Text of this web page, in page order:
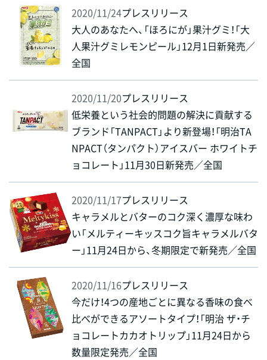
2020/11/24プレスリリース
大人のあなたへ、「ほろにが」果汁グミ！「大
人果汁グミレモンピール」12月1日新発売／
全国
2020/11/20プレスリリース
低栄養という社会的問題の解決に貢献する
ブランド「TANPACT」より新登場！「明治TA
NPACT（タンパクト）アイスバー ホワイトチ
ョコレート」11月30日新発売／全国
2020/11/17プレスリリース
キャラメルとバターのコク深く濃厚な味わ
い「メルティーキッスコク旨キャラメルバタ
ー」11月24日から、冬期限定で新発売／全国
2020/11/16プレスリリース
今だけ！4つの産地ごとに異なる香味の食べ
比べができるアソートタイプ！「明治 ザ・チ
ョコレートカカオトリップ」11月24日から
数量限定発売／全国